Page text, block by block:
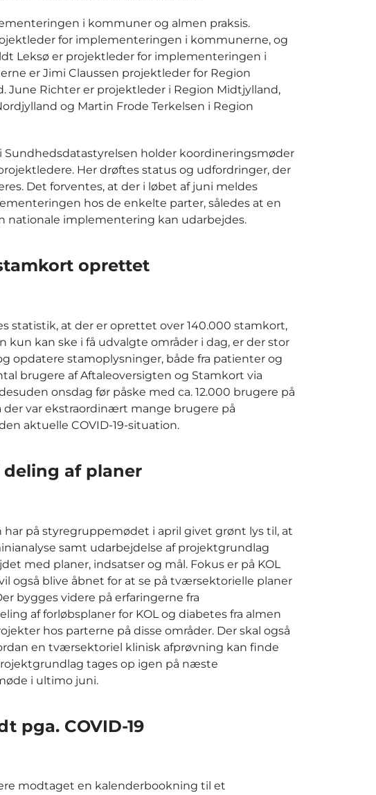
i kommuner og almen praksis.
for implementeringen i kommunerne, og
Leksø er projektleder for implementeringen i
er Jimi Claussen projektleder for Region
June Richter er projektleder i Region Midtjylland,
og Martin Frode Terkelsen i Region
Sundhedsdatastyrelsen holder koordineringsmøder
Her drøftes status og udfordringer, der
Det forventes, at der i løbet af juni meldes
hos de enkelte parter, således at en
nationale implementering kan udarbejdes.
oprettet
statistik, at der er oprettet over 140.000 stamkort,
kun kan ske i få udvalgte områder i dag, er der stor
opdatere stamoplysninger, både fra patienter og
brugere af Aftaleoversigten og Stamkort via
onsdag før påske med ca. 12.000 brugere på
der var ekstraordinært mange brugere på
aktuelle COVID-19-situation.
af planer
på styregruppemødet i april givet grønt lys til, at
samt udarbejdelse af projektgrundlag
med planer, indsatser og mål. Fokus er på KOL
også blive åbnet for at se på tværsektorielle planer
bygges videre på erfaringerne fra
af forløbsplaner for KOL og diabetes fra almen
hos parterne på disse områder. Der skal også
en tværsektoriel klinisk afprøvning kan finde
tages op igen på næste
i ultimo juni.
pga. COVID-19
modtaget en kalenderbookning til et